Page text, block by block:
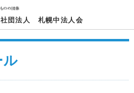
団法人 札幌中法人会
ル